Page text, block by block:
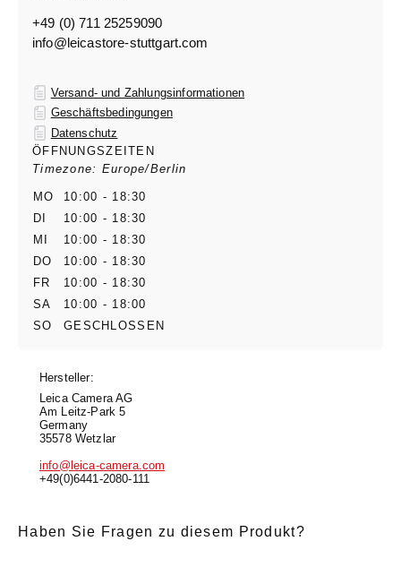
+49 (0) 711 25259090
info@leicastore-stuttgart.com
Versand- und Zahlungsinformationen
Geschäftsbedingungen
Datenschutz
ÖFFNUNGSZEITEN
Timezone: Europe/Berlin
MO
10:00 - 18:30
DI
10:00 - 18:30
MI
10:00 - 18:30
DO
10:00 - 18:30
FR
10:00 - 18:30
SA
10:00 - 18:00
SO
GESCHLOSSEN
Hersteller:
Leica Camera AG
Am Leitz-Park 5
Germany
35578 Wetzlar
info@leica-camera.com
+49(0)6441-2080-111
Haben Sie Fragen zu diesem Produkt?